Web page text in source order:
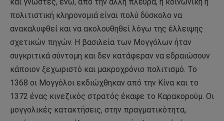
πολιτιστική κληρονομιά είναι πολύ δύσκολο να
ανακαλυφθεί και να ακολουθηθεί λόγω της έλλειψης
σχετικών πηγών. Η βασιλεία των Μογγόλων ήταν
συγκριτικά σύντομη και δεν κατάφεραν να εδραιώσουν
κάποιον ξεχωριστό και μακροχρόνιο πολιτισμό. Το
1368 οι Μογγόλοι εκδιώχθηκαν από την Κίνα και το
1372 ένας κινεζικός στρατός έκαψε το Καρακορούμ. Οι
μογγολικές κατακτήσεις, στην πραγματικότητα,